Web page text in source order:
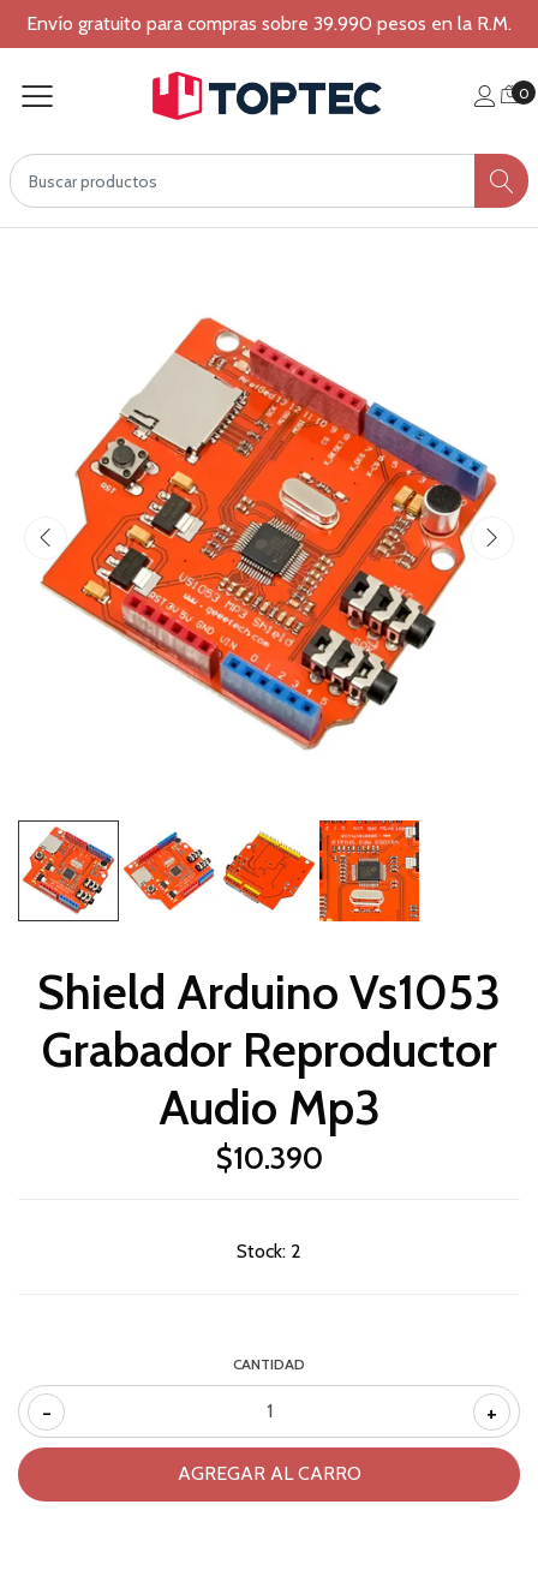
Envío gratuito para compras sobre 39.990 pesos en la R.M.
0
Shield Arduino Vs1053
Grabador Reproductor
Audio Mp3
$10.390
Stock: 2
CANTIDAD
- +